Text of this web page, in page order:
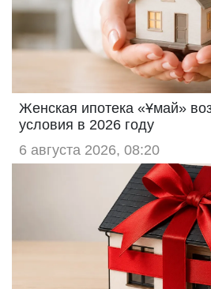
Женская ипотека «Ұмай»
условия в 2026 году
6 августа 2026, 08:20